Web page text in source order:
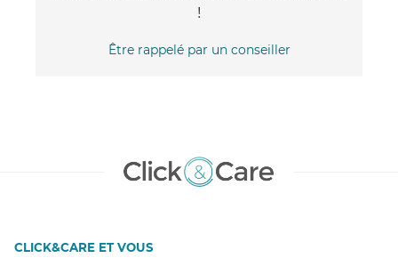
!
Être rappelé par un conseiller
CLICK&CARE ET VOUS